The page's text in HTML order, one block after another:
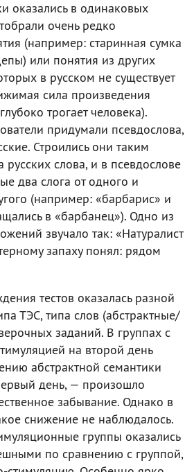
оказались в одинаковых
очень редко
(например: старинная сумка
или понятия из других
в русском не существует
сила произведения
трогает человека).
придумали псевдослова,
Строились они таким
слова, и в псевдослове
два слога от одного и
(например: «барбарис» и
в «барбанец»). Одно из
звучало так: «Натуралист
запаху понял: рядом
тестов оказалась разной
ТЭС, типа слов (абстрактные/
заданий. В группах с
на второй день
абстрактной семантики
день, — произошло
забывание. Однако в
снижение не наблюдалось.
группы оказались
по сравнению с группой,